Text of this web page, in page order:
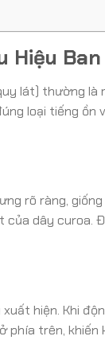
Hiệu
lát) thường
loại tiếng ồn
rõ ràng,
dây curoa.
hiện. Khi
phía trên,